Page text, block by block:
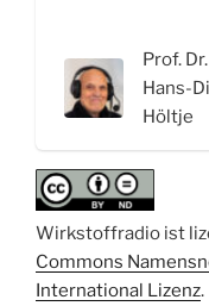
Prof.
Hans-
Höltje
Wirkstoffradio ist
Commons
International Lizenz.